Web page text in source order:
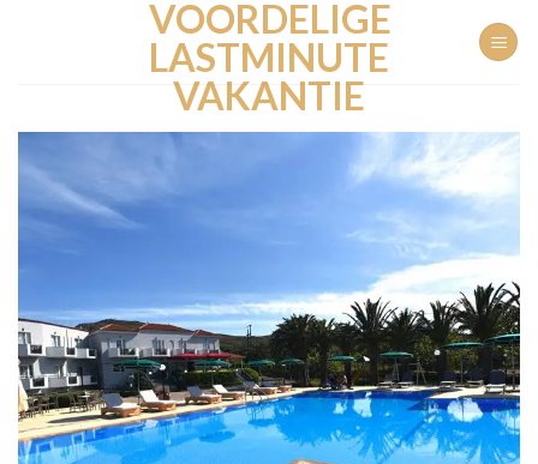
VOORDELIGE
LASTMINUTE
VAKANTIE